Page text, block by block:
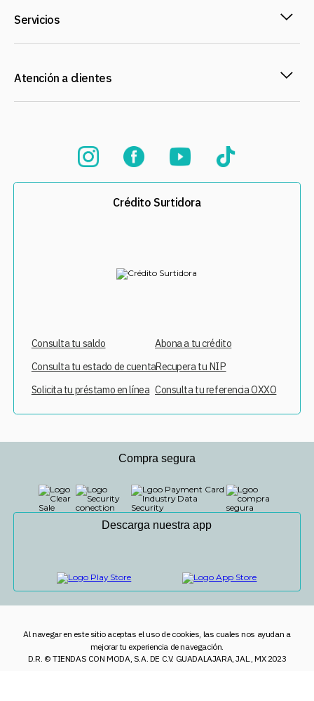
Servicios
Atención a clientes
Crédito Surtidora
Consulta tu saldo
Consulta tu estado de cuenta
Solicita tu préstamo en línea
Abona a tu crédito
Recupera tu NIP
Consulta tu referencia OXXO
Compra segura
Descarga nuestra app
Al navegar en este sitio aceptas el uso de cookies, las cuales nos ayudan a
mejorar tu experiencia de navegación.
D.R. © TIENDAS CON MODA, S.A. DE C.V. GUADALAJARA, JAL., MX 2023